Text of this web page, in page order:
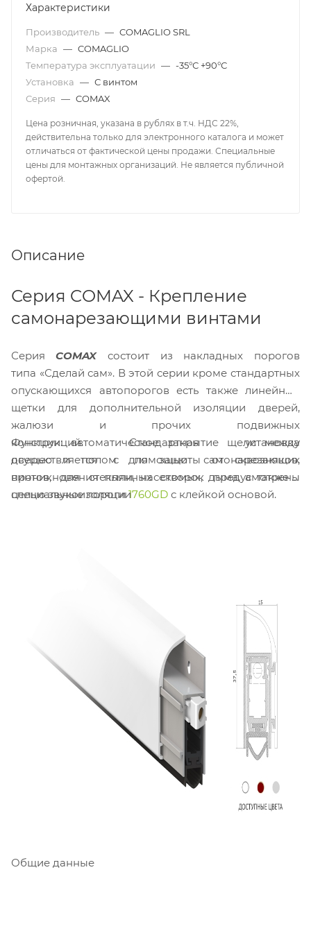
Характеристики
Производитель — COMAGLIO SRL
Марка — COMAGLIO
Температура эксплуатации — -35°С +90°С
Установка — С винтом
Серия — COMAX
Цена розничная, указана в рублях в т.ч. НДС 22%,
действительна только для электронного каталога и может
отличаться от фактической цены продажи. Специальные
цены для монтажных организаций. Не является публичной
офертой.
Описание
Серия COMAX - Крепление
самонарезающими винтами
Серия COMAXсостоит из накладных порогов
типа «Сделай сам». В этой серии кроме стандартных
опускающихся автопорогов есть также линейные
щетки для дополнительной изоляции дверей,
жалюзи и прочих подвижных
конструкций. Стандартная установка
осуществляется с помощью самонарезающих
винтов, для стеклянных створок предусмотрены
специальные пороги1760GD с клейкой основой.
Функции: автоматическое закрытие щели между
дверью и полом для защиты от сквозняков,
проникновения пыли, насекомых, дыма, а также с
целью звукоизоляции
Общие данные